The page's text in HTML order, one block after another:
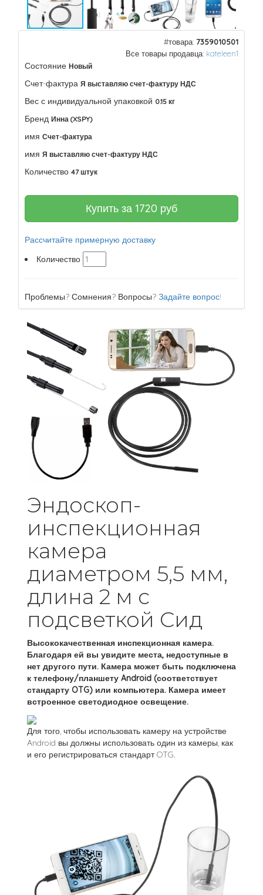
#товара: 7359010501
Все товары продавца: kateleen1
Состояние Новый
Счет-фактура Я выставляю счет-фактуру НДС
Вес с индивидуальной упаковкой 0.15 кг
Бренд Инна (XSPY)
имя Счет-фактура
имя Я выставляю счет-фактуру НДС
Количество 47 штук
Купить за 1720 руб
Рассчитайте примерную доставку
Количество
Проблемы? Сомнения? Вопросы? Задайте вопрос!
Эндоскоп-
инспекционная
камера
диаметром 5,5 мм,
длина 2 м с
подсветкой Сид
Высококачественная инспекционная камера.
Благодаря ей вы увидите места, недоступные в
нет другого пути. Камера может быть подключена
к телефону/планшету Android (соответствует
стандарту OTG) или компьютера. Камера имеет
встроенное светодиодное освещение.
Для того, чтобы использовать камеру на устройстве
Android вы должны использовать один из камеры, как
и его регистрироваться стандарт OTG.